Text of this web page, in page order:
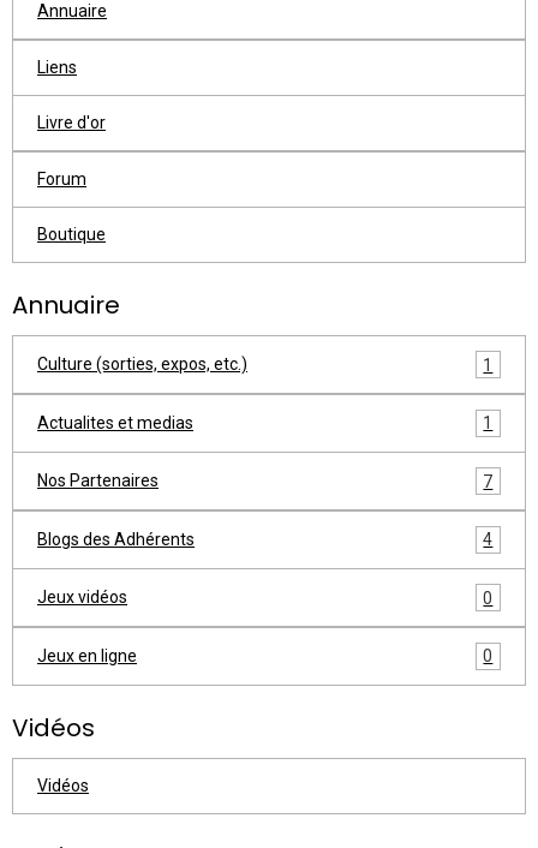
Annuaire
Liens
Livre d'or
Forum
Boutique
Annuaire
Culture (sorties, expos, etc.) 1
Actualites et medias 1
Nos Partenaires 7
Blogs des Adhérents 4
Jeux vidéos 0
Jeux en ligne 0
Vidéos
Vidéos